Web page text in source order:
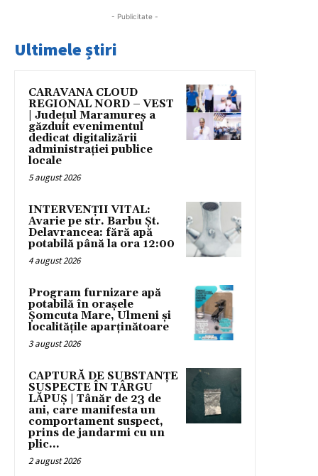
- Publicitate -
Ultimele știri
CARAVANA CLOUD
REGIONAL NORD – VEST
| Județul Maramureș a
găzduit evenimentul
dedicat digitalizării
administrației publice
locale
5 august 2026
INTERVENȚII VITAL:
Avarie pe str. Barbu Șt.
Delavrancea: fără apă
potabilă până la ora 12:00
4 august 2026
Program furnizare apă
potabilă în orașele
Șomcuta Mare, Ulmeni și
localitățile aparținătoare
3 august 2026
CAPTURĂ DE SUBSTANȚE
SUSPECTE ÎN TÂRGU
LĂPUȘ | Tânăr de 23 de
ani, care manifesta un
comportament suspect,
prins de jandarmi cu un
plic...
2 august 2026